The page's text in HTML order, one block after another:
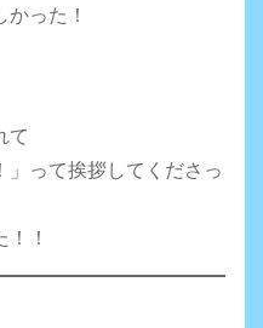
った！
て
」って挨拶してくださっ
！